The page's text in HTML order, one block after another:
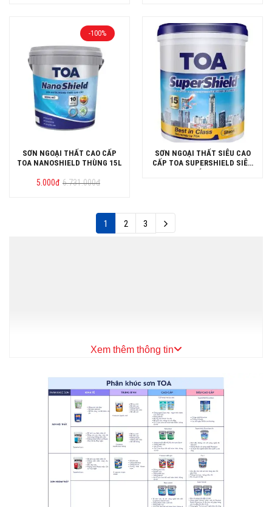
-100%
SƠN NGOẠI THẤT CAO CẤP
TOA NANOSHIELD THÙNG 15L
6.731.000đ
Giá
6.731.000đ.
5.000đ
Giá
SƠN NGOẠI THẤT SIÊU CAO
CẤP TOA SUPERSHIELD SIÊU
BÓNG
1 2 3
Xem thêm thông tin